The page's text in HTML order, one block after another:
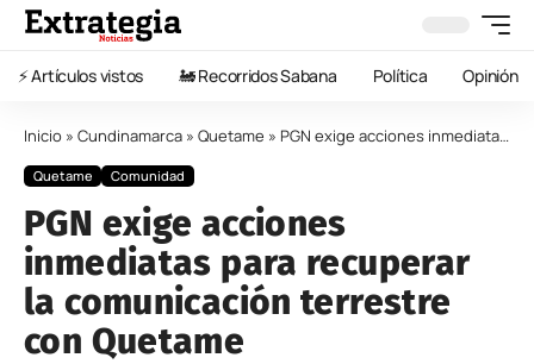
⚡️ Artículos vistos 🚂 Recorridos Sabana Política Opinión
Inicio » Cundinamarca » Quetame » PGN exige acciones inmediatas para recuperar la comunicación terrestre con Quetame
Quetame Comunidad
PGN exige acciones
inmediatas para recuperar
la comunicación terrestre
con Quetame